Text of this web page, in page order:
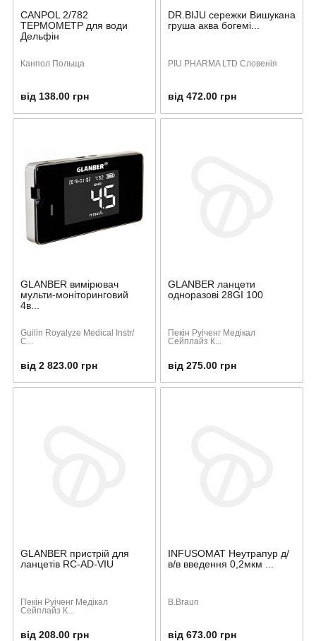
CANPOL 2/782
ТЕРМОМЕТР для води
Дельфін
Канпол Польща
від 138.00 грн
DR.BIJU сережки Вишукана
груша аква богемі...
PIU PHARMA LTD Словенія
від 472.00 грн
GLANBER вимірювач
мульти-моніторинговий
4в...
Guilin Royalyze Medical Instr/
C...
від 2 823.00 грн
GLANBER ланцети
одноразові 28GI 100
Пекін Руіченг Медікал
Сейплайз К...
від 275.00 грн
GLANBER пристрій для
ланцетів RC-AD-VIU
Пекін Руіченг Медікал
Сейплайз К...
від 208.00 грн
INFUSOMAT Неутрапур д/
в/в введення 0,2мкм ...
B.Braun
від 673.00 грн